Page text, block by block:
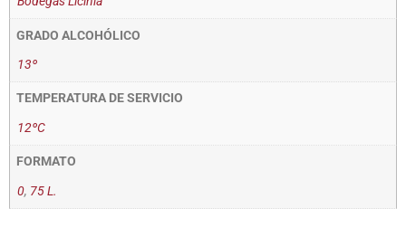
GRADO ALCOHÓLICO
13º
TEMPERATURA DE SERVICIO
12ºC
FORMATO
0, 75 L.